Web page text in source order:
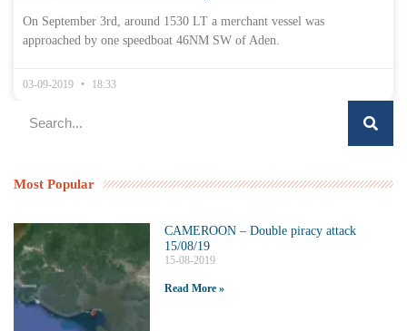
On September 3rd, around 1530 LT a merchant vessel was
approached by one speedboat 46NM SW of Aden.
03-09-2019 18:33
Most Popular
CAMEROON – Double piracy attack
15/08/19
15-08-2019
Read More »